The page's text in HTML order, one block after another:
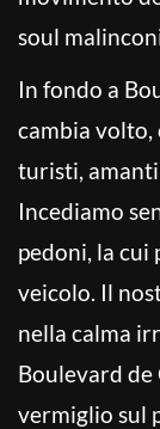
soul
In fondo a
cambia
turisti,
Incediamo
pedoni, la cui
veicolo. Il
nella calma
Boulevard
vermiglio sul